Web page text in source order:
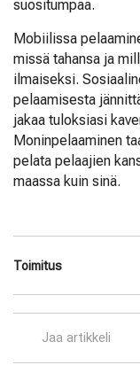
suositumpaa.
Mobiilissa
missä tahansa ja
ilmaiseksi.
pelaamisesta
jakaa tuloksiasi
Moninpelaaminen
pelata pelaajien
maassa kuin sinä.
Toimitus
Jaa artikkeli